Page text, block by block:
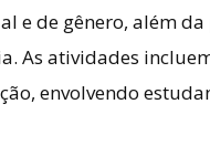
e de gênero, além
As atividades
envolvendo